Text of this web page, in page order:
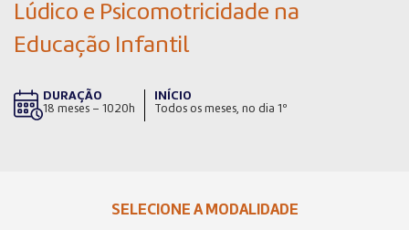
Lúdico e Psicomotricidade na
Educação Infantil
DURAÇÃO
18 meses – 1020h
INÍCIO
Todos os meses, no dia 1º
SELECIONE A MODALIDADE